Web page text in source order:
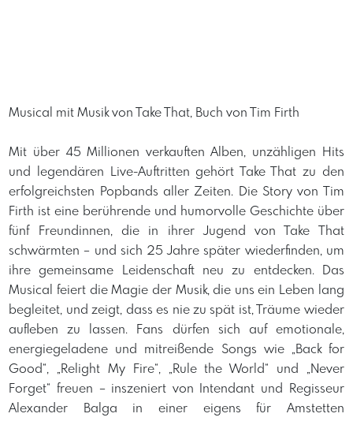
Musical mit Musik von Take That, Buch von Tim Firth
Mit über 45 Millionen verkauften Alben, unzähligen Hits
und legendären Live-Auftritten gehört Take That zu den
erfolgreichsten Popbands aller Zeiten. Die Story von Tim
Firth ist eine berührende und humorvolle Geschichte über
fünf Freundinnen, die in ihrer Jugend von Take That
schwärmten – und sich 25 Jahre später wiederfinden, um
ihre gemeinsame Leidenschaft neu zu entdecken. Das
Musical feiert die Magie der Musik, die uns ein Leben lang
begleitet, und zeigt, dass es nie zu spät ist, Träume wieder
aufleben zu lassen. Fans dürfen sich auf emotionale,
energiegeladene und mitreißende Songs wie „Back for
Good“, „Relight My Fire“, „Rule the World“ und „Never
Forget“ freuen – inszeniert von Intendant und Regisseur
Alexander Balga in einer eigens für Amstetten